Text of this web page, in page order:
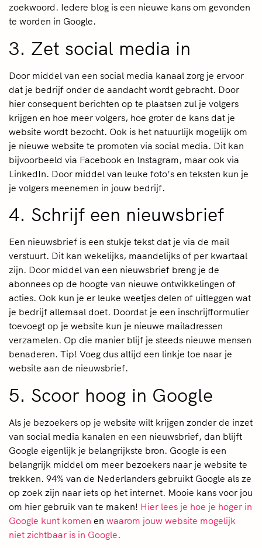
zoekwoord. Iedere blog is een nieuwe kans om gevonden
te worden in Google.
3. Zet social media in
Door middel van een social media kanaal zorg je ervoor
dat je bedrijf onder de aandacht wordt gebracht. Door
hier consequent berichten op te plaatsen zul je volgers
krijgen en hoe meer volgers, hoe groter de kans dat je
website wordt bezocht. Ook is het natuurlijk mogelijk om
je nieuwe website te promoten via social media. Dit kan
bijvoorbeeld via Facebook en Instagram, maar ook via
LinkedIn. Door middel van leuke foto’s en teksten kun je
je volgers meenemen in jouw bedrijf.
4. Schrijf een nieuwsbrief
Een nieuwsbrief is een stukje tekst dat je via de mail
verstuurt. Dit kan wekelijks, maandelijks of per kwartaal
zijn. Door middel van een nieuwsbrief breng je de
abonnees op de hoogte van nieuwe ontwikkelingen of
acties. Ook kun je er leuke weetjes delen of uitleggen wat
je bedrijf allemaal doet. Doordat je een inschrijfformulier
toevoegt op je website kun je nieuwe mailadressen
verzamelen. Op die manier blijf je steeds nieuwe mensen
benaderen. Tip! Voeg dus altijd een linkje toe naar je
website aan de nieuwsbrief.
5. Scoor hoog in Google
Als je bezoekers op je website wilt krijgen zonder de inzet
van social media kanalen en een nieuwsbrief, dan blijft
Google eigenlijk je belangrijkste bron. Google is een
belangrijk middel om meer bezoekers naar je website te
trekken. 94% van de Nederlanders gebruikt Google als ze
op zoek zijn naar iets op het internet. Mooie kans voor jou
om hier gebruik van te maken! Hier lees je hoe je hoger in
Google kunt komen en waarom jouw website mogelijk
niet zichtbaar is in Google.